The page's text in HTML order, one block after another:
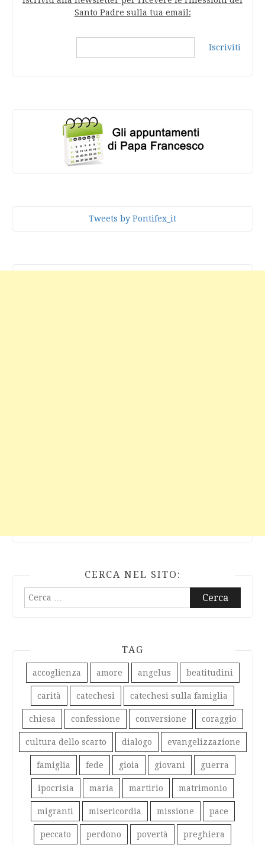
Santo Padre sulla tua email:
Iscriviti
Tweets by Pontifex_it
CERCA NEL SITO:
Ricerca
per:
TAG
accoglienza amore angelus beatitudini
carità catechesi catechesi sulla famiglia
chiesa confessione conversione coraggio
cultura dello scarto dialogo evangelizzazione
famiglia fede gioia giovani guerra
ipocrisia maria martirio matrimonio
migranti misericordia missione pace
peccato perdono povertà preghiera